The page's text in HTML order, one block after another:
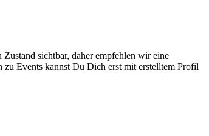
sichtbar, daher empfehlen wir eine
Events kannst Du Dich erst mit erstelltem Profil